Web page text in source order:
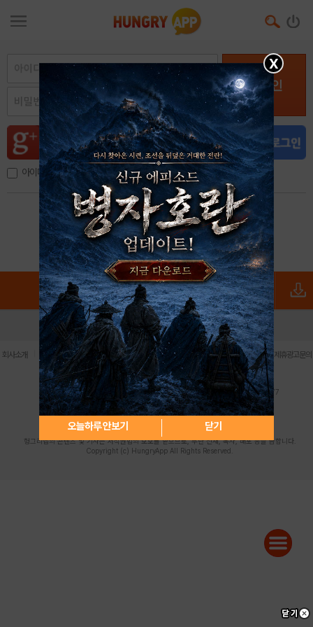
로그인
아이디, 이메일 저장
아이디 / 비밀번호 찾기 회원가입
X
오늘하루 안보기 닫기
로그인 PC버전 전체앱
회사소개 이용약관 | 개인정보 처리방침 | 청소년 보호정책 | 불법촬영물 신고센터 | 제휴광고문의
사업자등록번호:119-86-61101 (주)스마트나우 대표이사:송현두
주소: 서울시 금천구 가산디지털1로 171 연락처:063-284-8635 팩스:02-6265-0377
청소년보호책임자:김동욱desk@hungryapp.co.kr
등록번호:서울아02322 | 등록일자:2016년4월25일
발행인:(주)스마트나우 송현두 | 편집인:김동욱
헝그리앱의 콘텐츠 및 기사는 저작권법의 보호를 받으므로, 무단 전재, 복사, 배포 등을 금합니다.
Copyright (c) HungryApp All Rights Reserved.